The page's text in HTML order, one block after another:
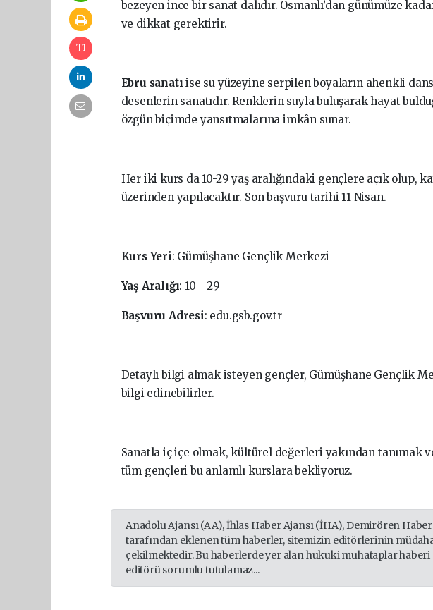
bezeyen ince bir sanat dalıdır. Osmanlı’dan günümüze
ve dikkat gerektirir.
Ebru sanatı ise su yüzeyine serpilen boyaların ahenkli
desenlerin sanatıdır. Renklerin suyla buluşarak hayat
özgün biçimde yansıtmalarına imkân sunar.
Her iki kurs da 10-29 yaş aralığındaki gençlere açık olup,
üzerinden yapılacaktır. Son başvuru tarihi 11 Nisan.
Kurs Yeri: Gümüşhane Gençlik Merkezi
Yaş Aralığı: 10 - 29
Başvuru Adresi: edu.gsb.gov.tr
Detaylı bilgi almak isteyen gençler, Gümüşhane Gençlik
bilgi edinebilirler.
Sanatla iç içe olmak, kültürel değerleri yakından tanımak
tüm gençleri bu anlamlı kurslara bekliyoruz.
Anadolu Ajansı (AA), İhlas Haber Ajansı (İHA), Demirören
tarafından eklenen tüm haberler, sitemizin editörlerinin
çekilmektedir. Bu haberlerde yer alan hukuki muhataplar
editörü sorumlu tutulamaz...